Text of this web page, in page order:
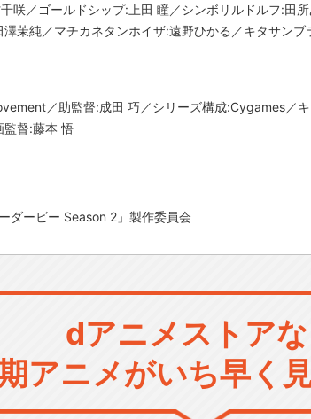
咲／ゴールドシップ:上田 瞳／シンボリルドルフ:田
茉純／マチカネタンホイザ:遠野ひかる／キタサン
／助監督:成田 巧／シリーズ構成:Cygames／
監督:藤本 悟
ダービー Season 2」製作委員会
dアニメストア
アニメがいち早く